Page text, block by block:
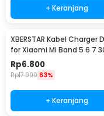
+ Keranjang
XBERSTAR Kabel Charger
for Xiaomi Mi Band 5 6 7
- EDCS300
Rp6.800
Rp17.900 63%
+ Keranjang